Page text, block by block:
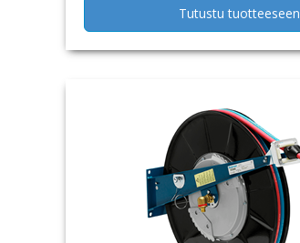
Tutustu tuotteeseen